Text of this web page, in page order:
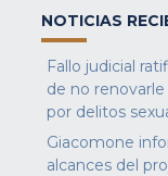
NOTICIAS
Fallo judicial
de no
por delitos
Giacomone
alcances del